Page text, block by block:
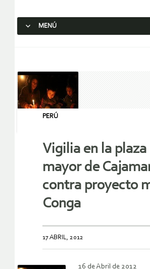
MENÚ
PERÚ
Vigilia en la plaza
mayor de
contra proyecto
Conga
17 ABRIL, 2012
16 de Abril de 2012